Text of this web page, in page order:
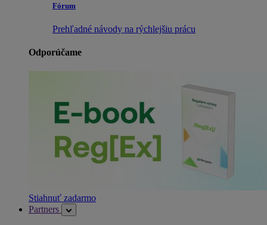
Fórum
Prehľadné návody na rýchlejšiu prácu
Odporúčame
Stiahnuť zadarmo
Partners